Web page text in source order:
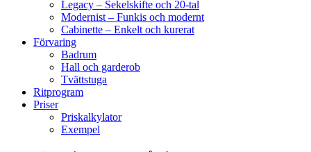
Legacy – Sekelskifte och 20-tal
Modernist – Funkis och modernt
Cabinette – Enkelt och kurerat
Förvaring
Badrum
Hall och garderob
Tvättstuga
Ritprogram
Priser
Priskalkylator
Exempel